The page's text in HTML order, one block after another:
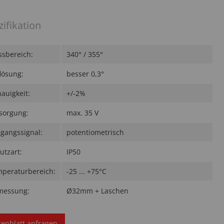
340° / 355°
besser 0,3°
+/-2%
max. 35 V
potentiometrisch
IP50
-25 ... +75°C
Ø32mm + Laschen